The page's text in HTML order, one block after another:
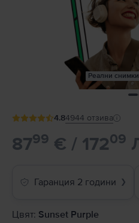
Реални
4.84944 отзива
8799 € / 17209
Гаранция 2 години ❯
Цвят: Sunset Purple